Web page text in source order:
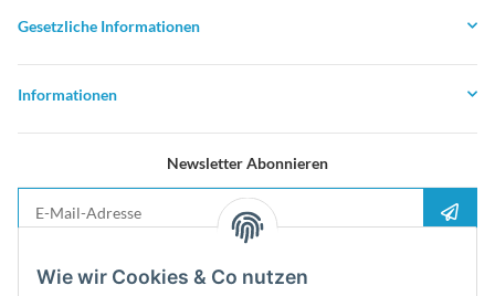
Wie wir Cookies & Co nutzen
Gesetzliche Informationen
Informationen
Newsletter Abonnieren
jederzeit widerruflich Informationen zu Ihrem Produktsortiment per E-Mail zu.